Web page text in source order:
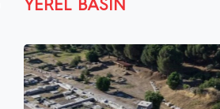
YEREL BASIN